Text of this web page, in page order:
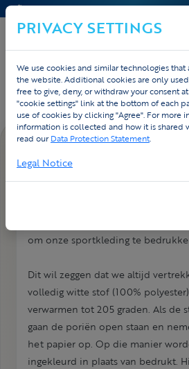
Home Contact FAQ
Welke druktechniek
We maken enkel gebruik van de
om onze sportkleding te
Dit wil zeggen dat we altijd
volledig witte stof (100%
verwarmen tot 205 graden. Als de
gaan de poriën open staan en
het papier op. Op die manier
ingekleurd in plaats van bedrukt.
PRIVACY SETTINGS
We use cookies and similar technologies
the website. Additional cookies are only
free to give, deny, or withdraw your consent
"cookie settings" link at the bottom of each
use of cookies by clicking "Agree". For more
information is collected and how it is shared
read ourData Protection Statement.
Legal Notice